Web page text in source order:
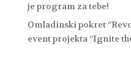
je program za tebe!
Omladinski pokret
event projekta “Ignite